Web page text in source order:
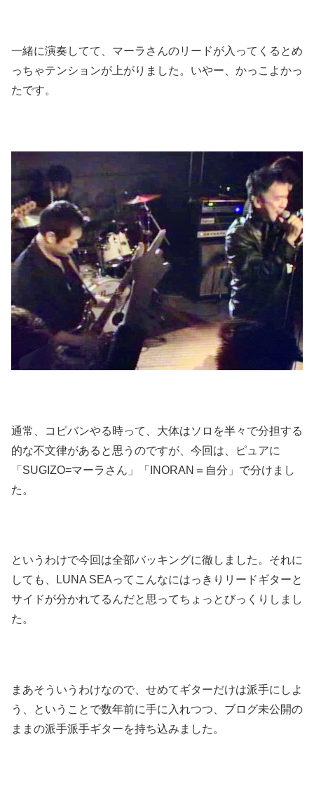
一緒に演奏してて、マーラさんのリードが入ってくるとめ
っちゃテンションが上がりました。いやー、かっこよかっ
たです。
通常、コピバンやる時って、大体はソロを半々で分担する
的な不文律があると思うのですが、今回は、ピュアに
「SUGIZO=マーラさん」「INORAN＝自分」で分けまし
た。
というわけで今回は全部バッキングに徹しました。それに
しても、LUNA SEAってこんなにはっきりリードギターと
サイドが分かれてるんだと思ってちょっとびっくりしまし
た。
まあそういうわけなので、せめてギターだけは派手にしよ
う、ということで数年前に手に入れつつ、ブログ未公開の
ままの派手派手ギターを持ち込みました。